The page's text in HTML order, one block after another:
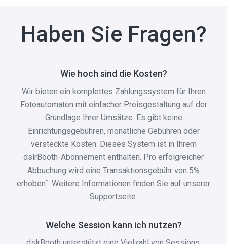
Haben Sie Fragen?
Wie hoch sind die Kosten?
Wir bieten ein komplettes Zahlungssystem für Ihren
Fotoautomaten mit einfacher Preisgestaltung auf der
Grundlage Ihrer Umsätze. Es gibt keine
Einrichtungsgebühren, monatliche Gebühren oder
versteckte Kosten. Dieses System ist in Ihrem
dslrBooth-Abonnement enthalten. Pro erfolgreicher
Abbuchung wird eine Transaktionsgebühr von 5%
erhoben*. Weitere Informationen finden Sie auf unserer
Supportseite.
Welche Session kann ich nutzen?